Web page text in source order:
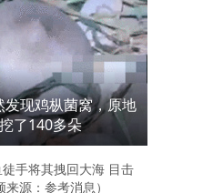
现鸡枞菌窝，原地
了140多朵
手将其拽回大海 目击
源：参考消息）